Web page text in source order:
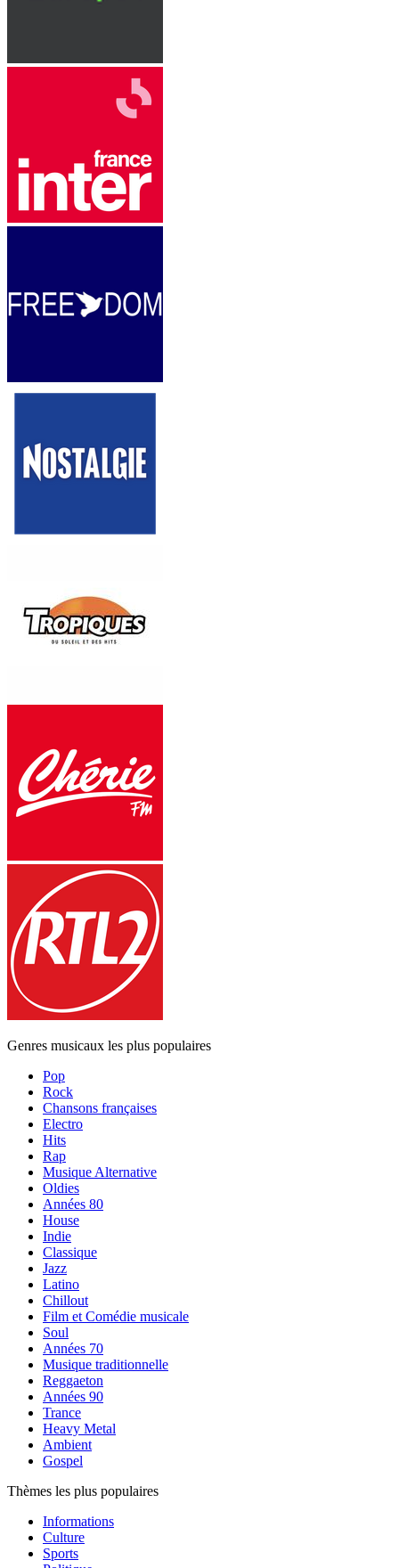
Genres musicaux les plus populaires
Pop
Rock
Chansons françaises
Electro
Hits
Rap
Musique Alternative
Oldies
Années 80
House
Indie
Classique
Jazz
Latino
Chillout
Film et Comédie musicale
Soul
Années 70
Musique traditionnelle
Reggaeton
Années 90
Trance
Heavy Metal
Ambient
Gospel
Thèmes les plus populaires
Informations
Culture
Sports